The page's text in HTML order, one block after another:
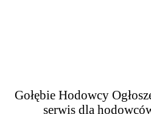
Gołębie Hodowcy
serwis dla